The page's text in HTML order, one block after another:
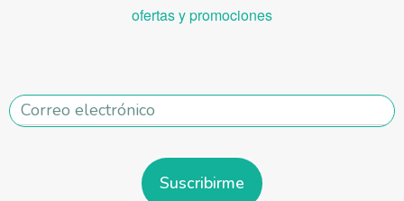
ofertas y promociones
Suscribirme